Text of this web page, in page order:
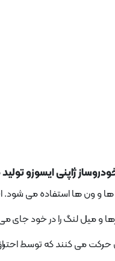
ژاپنی ایسوزو